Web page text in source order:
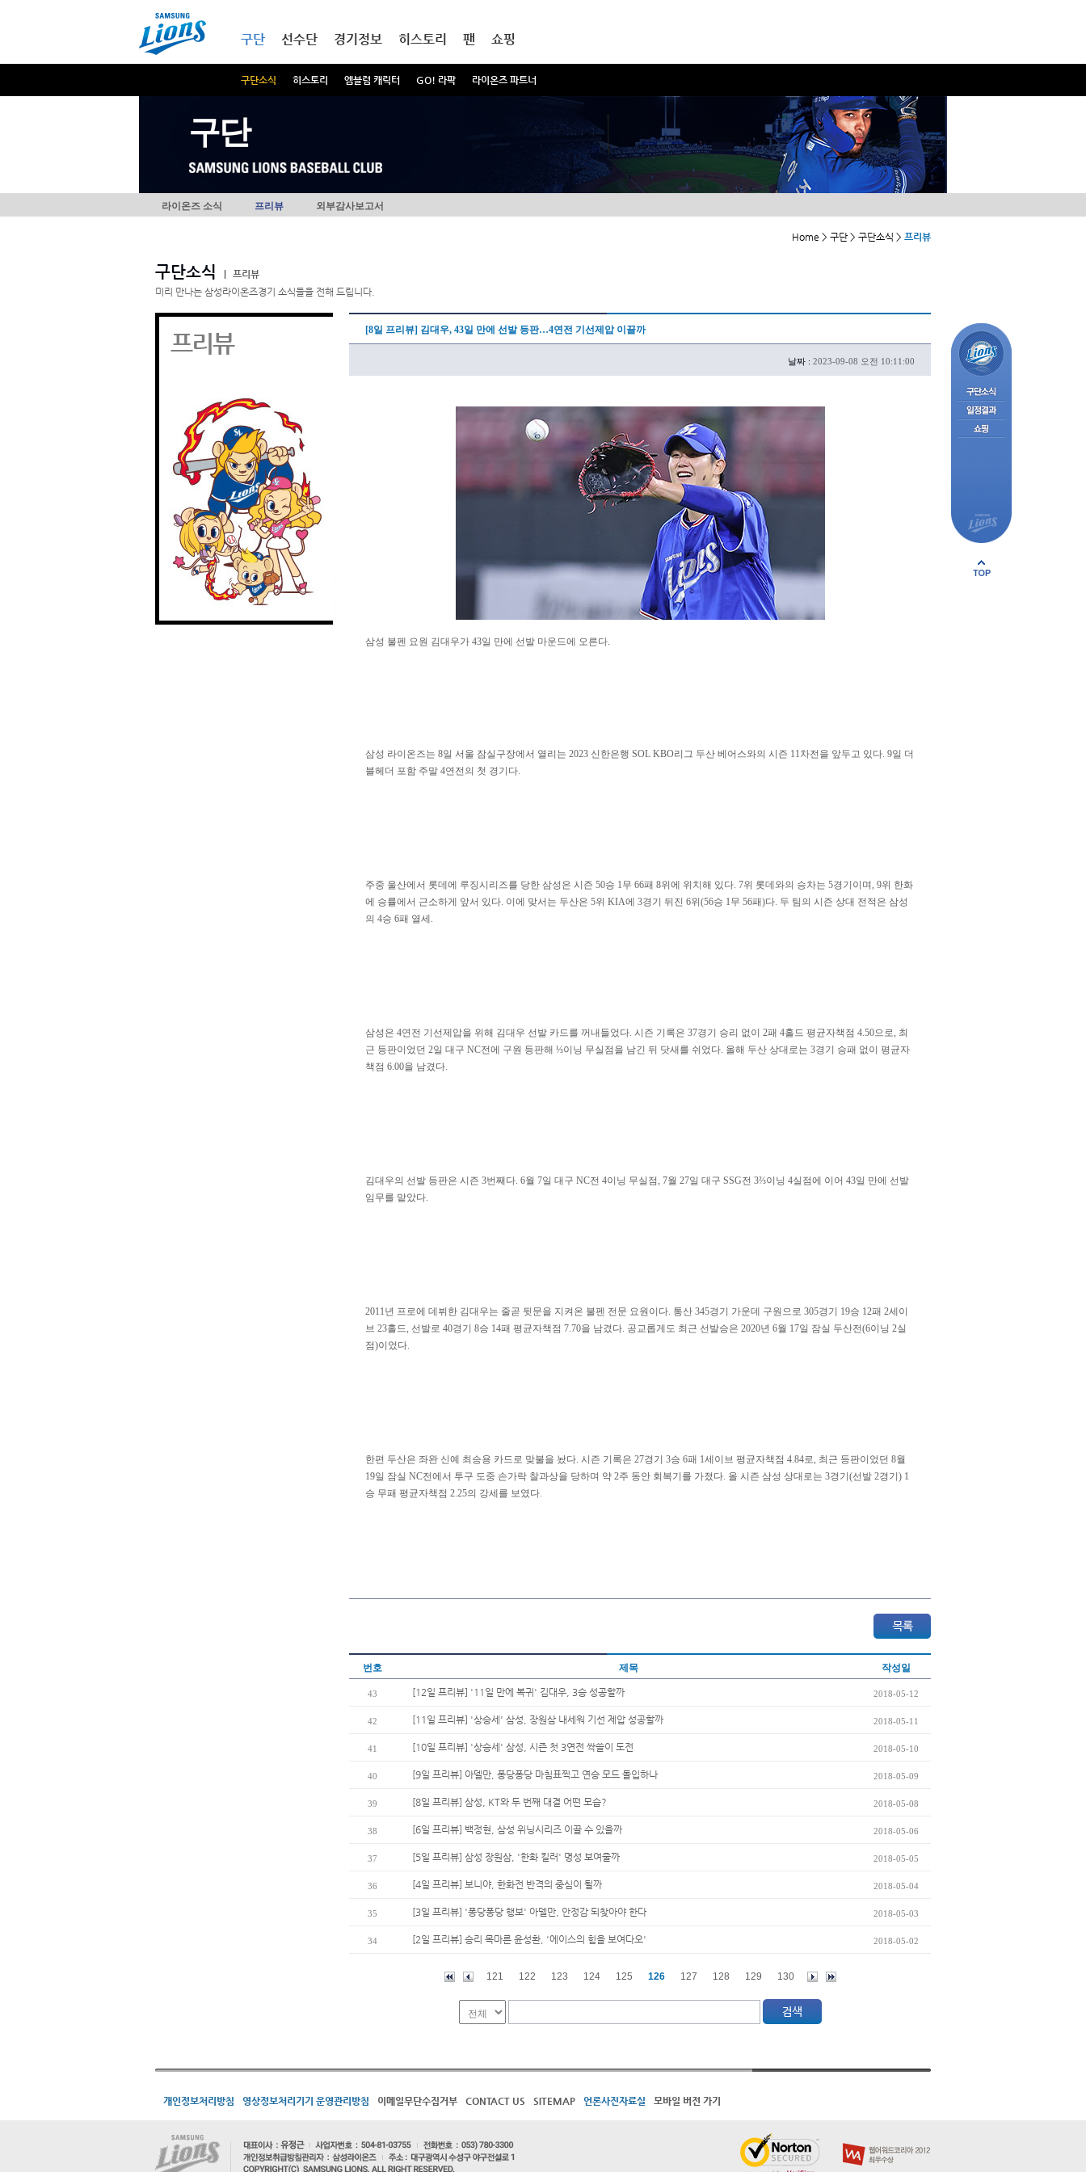
구단
구단소식 히스토리 엠블럼 캐릭터 GO! 라팍 라이온즈 파트너
선수단 경기정보 히스토리 팬 쇼핑
구단
라이온즈 소식 프리뷰 외부감사보고서
Home > 구단 > 구단소식 > 프리뷰
구단소식
프리뷰
미리 만나는 삼성라이온즈경기 소식들을 전해 드립니다.
프리뷰 [8일 프리뷰] 김대우, 43일 만에 선발 등판…4연전 기선제압 이끌까
날짜 : 2023-09-08 오전 10:11:00
삼성 불펜 요원 김대우가 43일 만에 선발 마운드에 오른다.
삼성 라이온즈는 8일 서울 잠실구장에서 열리는 2023 신한은행 SOL KBO리그 두산 베어스와의 시즌 11차전을 앞두고 있다. 9일 더
블헤더 포함 주말 4연전의 첫 경기다.
주중 울산에서 롯데에 루징시리즈를 당한 삼성은 시즌 50승 1무 66패 8위에 위치해 있다. 7위 롯데와의 승차는 5경기이며, 9위 한화
에 승률에서 근소하게 앞서 있다. 이에 맞서는 두산은 5위 KIA에 3경기 뒤진 6위(56승 1무 56패)다. 두 팀의 시즌 상대 전적은 삼성
의 4승 6패 열세.
삼성은 4연전 기선제압을 위해 김대우 선발 카드를 꺼내들었다. 시즌 기록은 37경기 승리 없이 2패 4홀드 평균자책점 4.50으로, 최
근 등판이었던 2일 대구 NC전에 구원 등판해 ⅓이닝 무실점을 남긴 뒤 닷새를 쉬었다. 올해 두산 상대로는 3경기 승패 없이 평균자
책점 6.00을 남겼다.
김대우의 선발 등판은 시즌 3번째다. 6월 7일 대구 NC전 4이닝 무실점, 7월 27일 대구 SSG전 3⅔이닝 4실점에 이어 43일 만에 선발
임무를 맡았다.
2011년 프로에 데뷔한 김대우는 줄곧 뒷문을 지켜온 불펜 전문 요원이다. 통산 345경기 가운데 구원으로 305경기 19승 12패 2세이
브 23홀드, 선발로 40경기 8승 14패 평균자책점 7.70을 남겼다. 공교롭게도 최근 선발승은 2020년 6월 17일 잠실 두산전(6이닝 2실
점)이었다.
한편 두산은 좌완 신예 최승용 카드로 맞불을 놨다. 시즌 기록은 27경기 3승 6패 1세이브 평균자책점 4.84로, 최근 등판이었던 8월
19일 잠실 NC전에서 투구 도중 손가락 찰과상을 당하며 약 2주 동안 회복기를 가졌다. 올 시즌 삼성 상대로는 3경기(선발 2경기) 1
승 무패 평균자책점 2.25의 강세를 보였다.
번호 제목 작성일
43 [12일 프리뷰] '11일 만에 복귀' 김대우, 3승 성공할까 2018-05-12
42 [11일 프리뷰] '상승세' 삼성, 장원삼 내세워 기선 제압 성공할까 2018-05-11
41 [10일 프리뷰] '상승세' 삼성, 시즌 첫 3연전 싹쓸이 도전 2018-05-10
40 [9일 프리뷰] 아델만, 퐁당퐁당 마침표찍고 연승 모드 돌입하나 2018-05-09
39 [8일 프리뷰] 삼성, KT와 두 번째 대결 어떤 모습? 2018-05-08
38 [6일 프리뷰] 백정현, 삼성 위닝시리즈 이끌 수 있을까 2018-05-06
37 [5일 프리뷰] 삼성 장원삼, '한화 킬러' 명성 보여줄까 2018-05-05
36 [4일 프리뷰] 보니야, 한화전 반격의 중심이 될까 2018-05-04
35 [3일 프리뷰] '퐁당퐁당 행보' 아델만, 안정감 되찾아야 한다 2018-05-03
34 [2일 프리뷰] 승리 목마른 윤성환, '에이스의 힘을 보여다오' 2018-05-02
121 122 123 124 125 126 127 128 129 130
개인정보처리방침 영상정보처리기기 운영관리방침 이메일무단수집거부 CONTACT US SITEMAP 언론사진자료실 모바일 버전 가기